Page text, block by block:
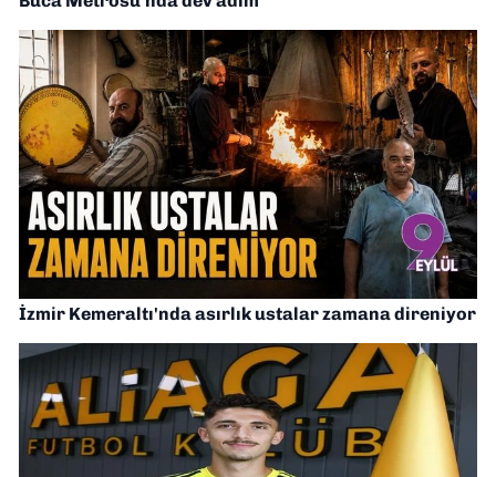
İzmir Kemeraltı'nda asırlık ustalar zamana direniyor